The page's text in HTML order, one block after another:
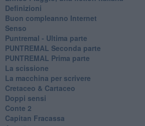
Definizioni
​Buon compleanno Internet
Senso
Puntremal - Ultima parte
PUNTREMAL Seconda parte
​PUNTREMAL Prima parte
La scissione
La macchina per scrivere
Cretaceo & Cartaceo
Doppi sensi
​Conte 2
​Capitan Fracassa